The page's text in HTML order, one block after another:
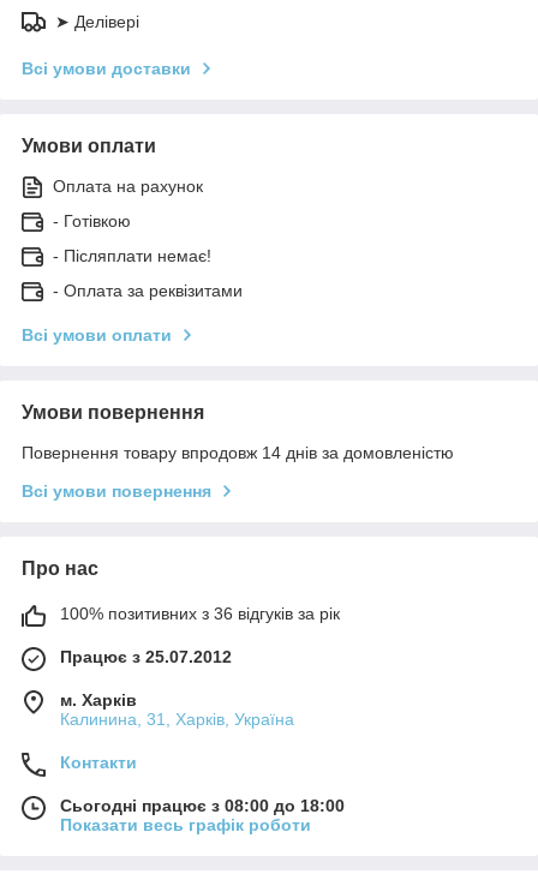
➤ Делівері
Всі умови доставки
Умови оплати
Оплата на рахунок
- Готівкою
- Післяплати немає!
- Оплата за реквізитами
Всі умови оплати
Умови повернення
Повернення товару впродовж 14 днів за домовленістю
Всі умови повернення
Про нас
100% позитивних з 36 відгуків за рік
Працює з 25.07.2012
м. Харків
Калинина, 31, Харків, Україна
Контакти
Сьогодні працює з 08:00 до 18:00
Показати весь графік роботи